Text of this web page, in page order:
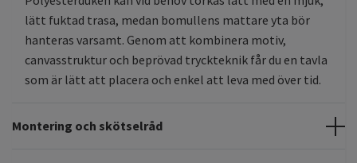
lätt fuktad trasa, medan bomullens mattare yta bör
hanteras varsamt. Genom att kombinera motiv,
canvasstruktur och beprövad tryckteknik får du en tavla
som är lätt att placera och enkel att leva med över tid.
Montering och skötselråd